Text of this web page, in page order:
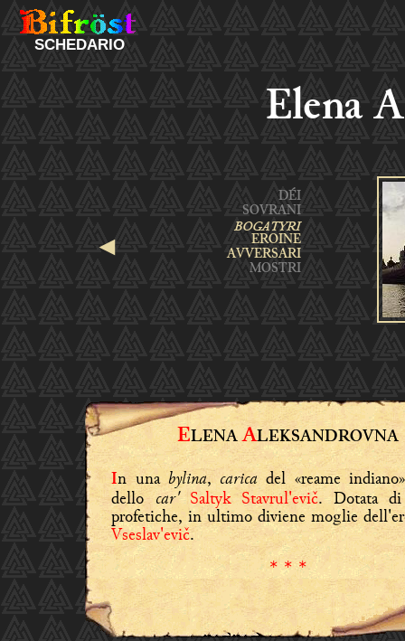
SCHEDARIO
Elena
◄
ELENAALEKSANDROVNA
In una bylina, caricadel «reame
dellocar' Saltyk Stavrul'evič. Dotata di
profetiche, in ultimo diviene moglie
Vseslav'evič.
* * *